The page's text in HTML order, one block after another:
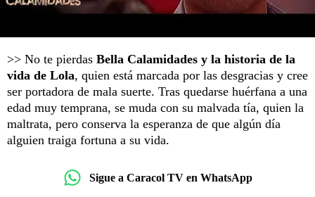
>> No te pierdas Bella Calamidades y la historia de la
vida de Lola, quien está marcada por las desgracias y cree
ser portadora de mala suerte. Tras quedarse huérfana a una
edad muy temprana, se muda con su malvada tía, quien la
maltrata, pero conserva la esperanza de que algún día
alguien traiga fortuna a su vida.
Sigue a Caracol TV en WhatsApp